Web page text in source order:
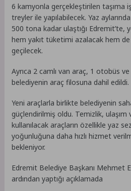
6 kamyonla gerçekleştirilen taşıma
treyler ile yapılabilecek. Yaz
500 tona kadar ulaştığı Edremit’te,
hem yakıt tüketimi azalacak hem de
geçilecek.
Ayrıca 2 camlı van araç, 1 otobüs
belediyenin araç filosuna dahil edildi.
Yeni araçlarla birlikte belediyenin
güçlendirilmiş oldu. Temizlik,
kullanılacak araçların özellikle yaz
yoğunluğuna daha hızlı hizmet
bekleniyor.
Edremit Belediye Başkanı Mehmet
ardından yaptığı açıklamada